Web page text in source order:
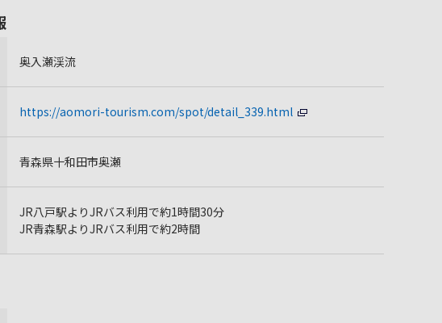
奥入瀬渓流
https://aomori-tourism.com/spot/detail_339.html
青森県十和田市奥瀬
JR八戸駅よりJRバス利用で約1時間30分
JR青森駅よりJRバス利用で約2時間